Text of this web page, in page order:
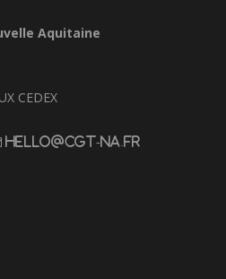
Aquitaine
CEDEX
hello@cgt-na.fr